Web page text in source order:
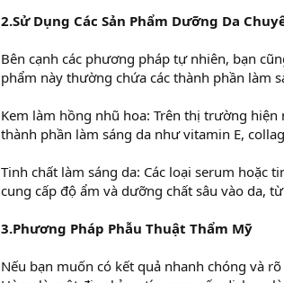
2.Sử Dụng Các Sản Phẩm Dưỡng Da
Bên cạnh các phương pháp tự nhiên, bạn
phẩm này thường chứa các thành phần làm
Kem làm hồng nhũ hoa: Trên thị trường
thành phần làm sáng da như vitamin E,
Tinh chất làm sáng da: Các loại serum hoặc
cung cấp độ ẩm và dưỡng chất sâu vào da,
3.Phương Pháp Phẫu Thuật Thẩm Mỹ
Nếu bạn muốn có kết quả nhanh chóng và